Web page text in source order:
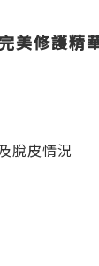
修護精
脫皮情況